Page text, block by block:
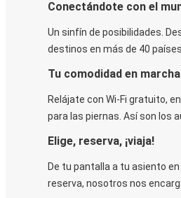
Conectándote con el
Un sinfín de posibilidades.
destinos en más de 40 países.
Tu comodidad en marcha
Relájate con Wi-Fi gratuito,
para las piernas. Así son los
Elige, reserva, ¡viaja!
De tu pantalla a tu asiento
reserva, nosotros nos